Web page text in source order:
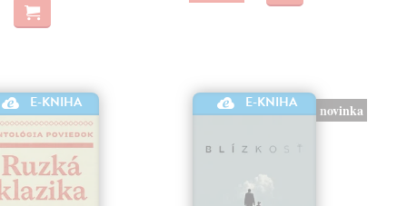
E-KNIHA E-KNIHA novinka